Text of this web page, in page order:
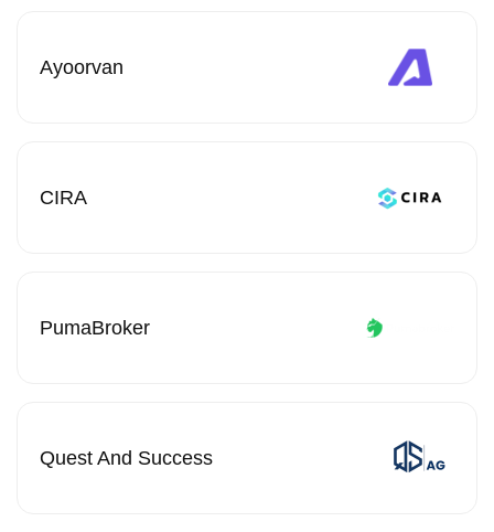
Ayoorvan
CIRA
PumaBroker
Quest And Success